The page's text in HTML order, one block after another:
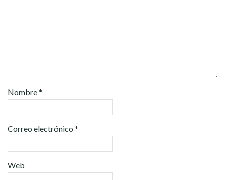
Nombre*
Correo electrónico *
Web